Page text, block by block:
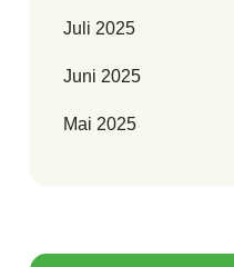
Juli 2025
Juni 2025
Mai 2025